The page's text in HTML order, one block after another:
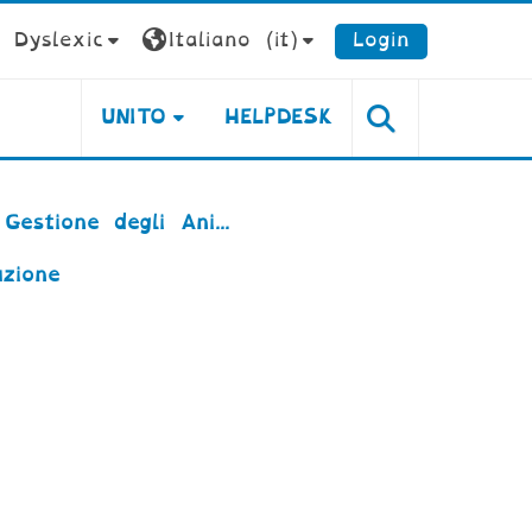
Dyslexic
Italiano ‎(it)‎ Login
UNITO HELPDESK
degli Ani...